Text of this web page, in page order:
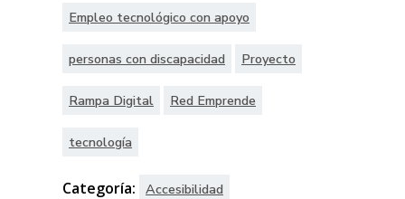
Empleo tecnológico con apoyo
personas con discapacidad Proyecto
Rampa Digital Red Emprende
tecnología
Categoría: Accesibilidad